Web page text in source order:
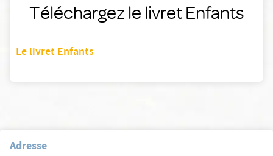
Téléchargez le livret Enfants
Le livret Enfants
Adresse